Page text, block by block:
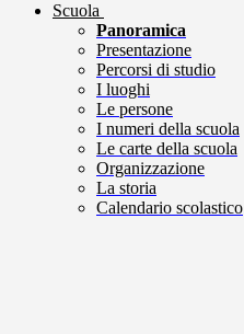
Scuola
Panoramica
Presentazione
Percorsi di studio
I luoghi
Le persone
I numeri della scuola
Le carte della scuola
Organizzazione
La storia
Calendario scolastico